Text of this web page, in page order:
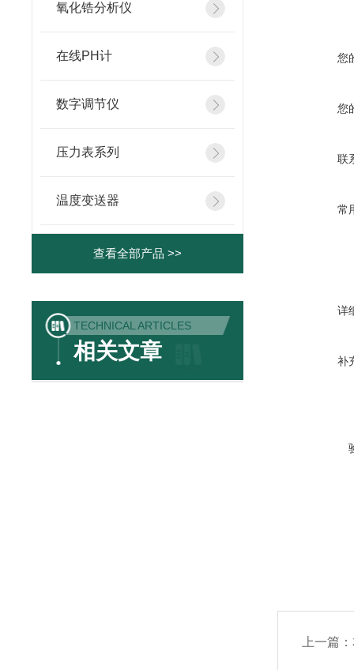
氧化锆分析仪
在线PH计
数字调节仪
压力表系列
温度变送器
查看全部产品 >>
TECHNICAL ARTICLES
相关文章
您
您
联
常
详
补
上一篇：